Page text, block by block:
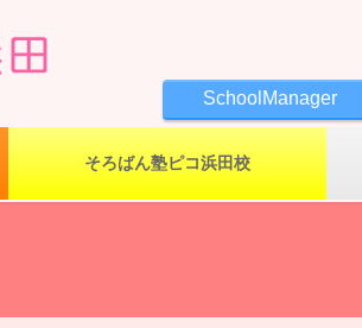
SchoolManager
そろばん塾ピコ浜田校